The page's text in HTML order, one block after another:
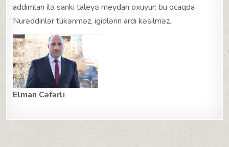
addımları ilə sanki taleyə meydan oxuyur: bu ocaqda
Nurəddinlər tükənməz, igidlərin ardı kəsilməz.
Elman Cəfərli